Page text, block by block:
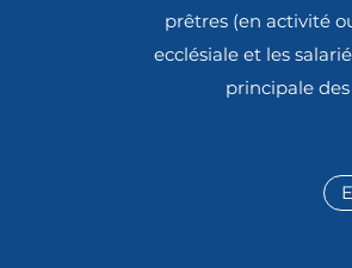
prêtres (en activité
ecclésiale et les
principale